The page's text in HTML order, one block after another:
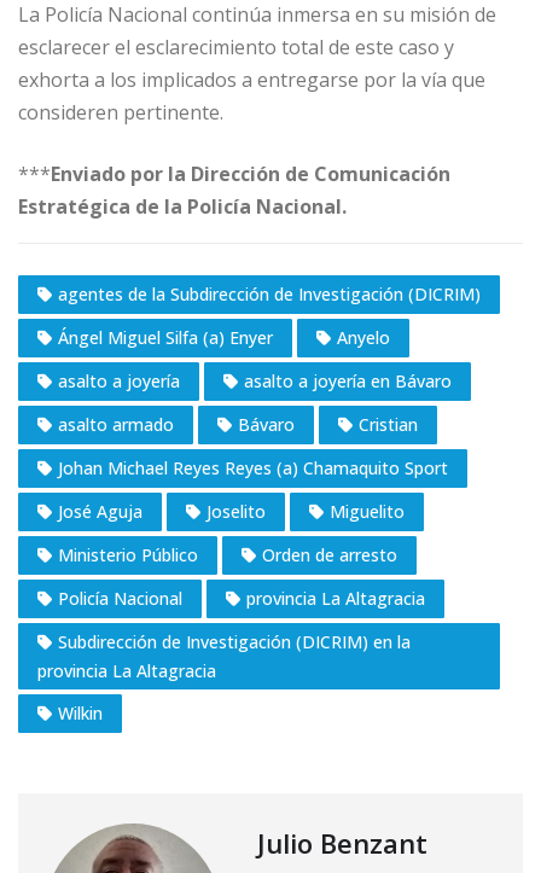
La Policía Nacional continúa inmersa en su misión de
esclarecer el esclarecimiento total de este caso y
exhorta a los implicados a entregarse por la vía que
consideren pertinente.
***Enviado por la Dirección de Comunicación
Estratégica de la Policía Nacional.
agentes de la Subdirección de Investigación (DICRIM)
Ángel Miguel Silfa (a) Enyer
Anyelo
asalto a joyería
asalto a joyería en Bávaro
asalto armado
Bávaro
Cristian
Johan Michael Reyes Reyes (a) Chamaquito Sport
José Aguja
Joselito
Miguelito
Ministerio Público
Orden de arresto
Policía Nacional
provincia La Altagracia
Subdirección de Investigación (DICRIM) en la
provincia La Altagracia
Wilkin
Julio Benzant